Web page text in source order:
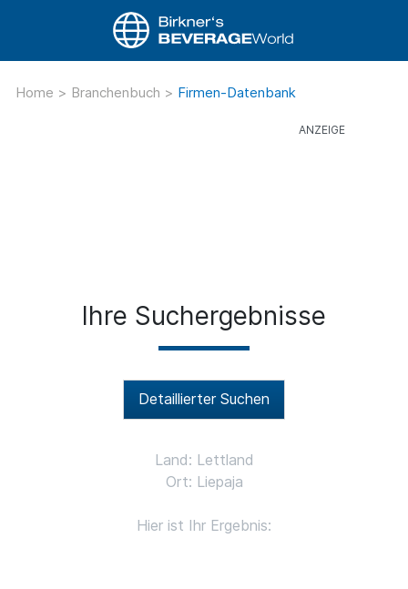
Home > Branchenbuch > Firmen-Datenbank
Ihre Suchergebnisse
Detaillierter Suchen
Land: Lettland
Ort: Liepaja
Hier ist Ihr Ergebnis: